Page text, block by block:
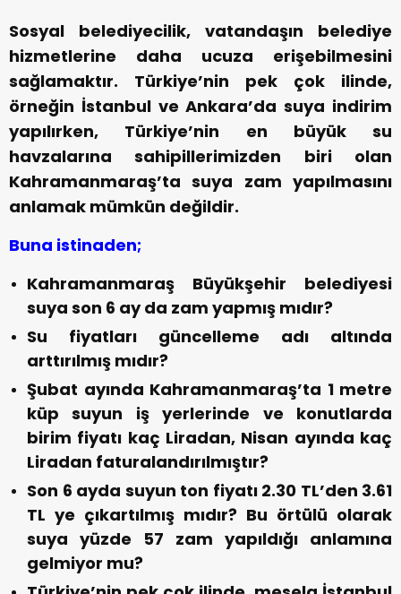
Sosyal belediyecilik, vatandaşın belediye
hizmetlerine daha ucuza erişebilmesini
sağlamaktır. Türkiye’nin pek çok ilinde,
örneğin İstanbul ve Ankara’da suya indirim
yapılırken, Türkiye’nin en büyük su
havzalarına sahipillerimizden biri olan
Kahramanmaraş’ta suya zam yapılmasını
anlamak mümkün değildir.
Buna istinaden;
Kahramanmaraş Büyükşehir belediyesi
suya son 6 ay da zam yapmış mıdır?
Su fiyatları güncelleme adı altında
arttırılmış mıdır?
Şubat ayında Kahramanmaraş’ta 1 metre
küp suyun iş yerlerinde ve konutlarda
birim fiyatı kaç Liradan, Nisan ayında kaç
Liradan faturalandırılmıştır?
Son 6 ayda suyun ton fiyatı 2.30 TL’den 3.61
TL ye çıkartılmış mıdır? Bu örtülü olarak
suya yüzde 57 zam yapıldığı anlamına
gelmiyor mu?